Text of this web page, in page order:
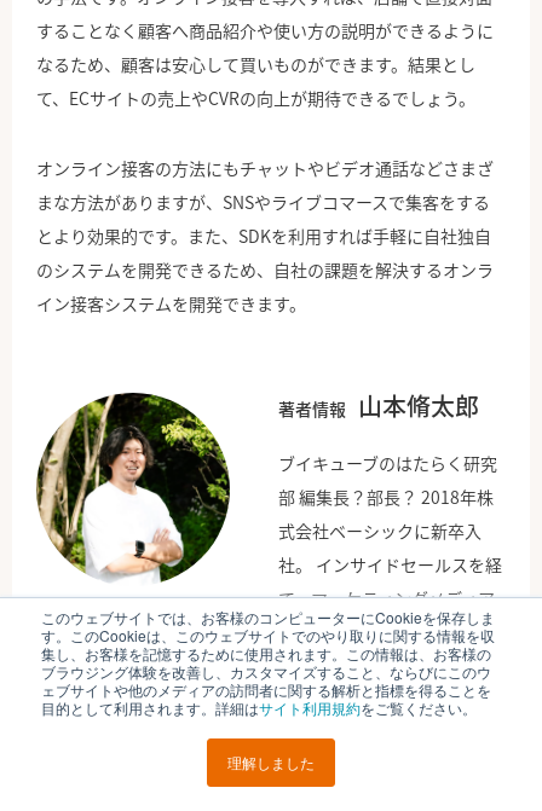
このウェブサイトでは、お客様のコンピューターにCookieを保存しま
す。このCookieは、このウェブサイトでのやり取りに関する情報を収
集し、お客様を記憶するために使用されます。この情報は、お客様の
ブラウジング体験を改善し、カスタマイズすること、ならびにこのウ
ェブサイトや他のメディアの訪問者に関する解析と指標を得ることを
目的として利用されます。詳細はサイト利用規約をご覧ください。
理解しました
することなく顧客へ商品紹介や使い方の説明ができるように
なるため、顧客は安心して買いものができます。結果とし
て、ECサイトの売上やCVRの向上が期待できるでしょう。
オンライン接客の方法にもチャットやビデオ通話などさまざ
まな方法がありますが、SNSやライブコマースで集客をする
とより効果的です。また、SDKを利用すれば手軽に自社独自
のシステムを開発できるため、自社の課題を解決するオンラ
イン接客システムを開発できます。
著者情報 山本脩太郎
ブイキューブのはたらく研究
部 編集長？部長？ 2018年株
式会社ベーシックに新卒入
社。 インサイドセールスを経
て、マーケティングメディア
ferretの編集部でインタビュ
ー記事を中心とした企画・執
筆などを担当。 同時期に数社
のコンテンツマーケティング
支援・インタビュー取材を経